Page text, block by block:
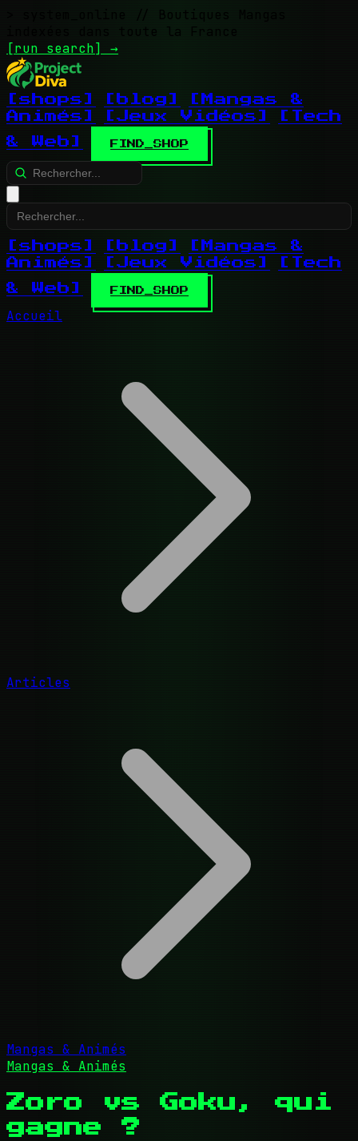
// Boutiques Mangas
indexées dans toute la France
[run search] →
[shops] [blog]
[Mangas &
Animés]
[Jeux Vidéos]
[Tech
& Web]
FIND_SHOP
[shops] [blog]
[Mangas &
Animés]
[Jeux Vidéos]
[Tech
& Web]
FIND_SHOP
Accueil
Articles
Mangas & Animés
Mangas & Animés
Zoro vs Goku, qui
gagne ?